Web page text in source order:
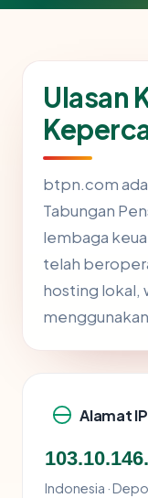
Ulasan
btpn.com
Tabungan
lembaga
telah
hosting lokal,
Alamat
Indonesia ·